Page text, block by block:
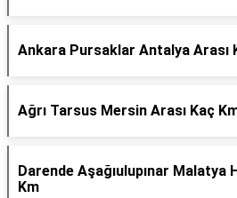
Ankara Pursaklar Antalya Arası
Ağrı Tarsus Mersin Arası Kaç
Darende Aşağıulupınar Malatya
Km